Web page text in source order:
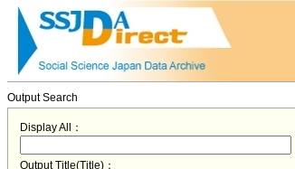
Output Search
Display All：
Output Title(Title)：